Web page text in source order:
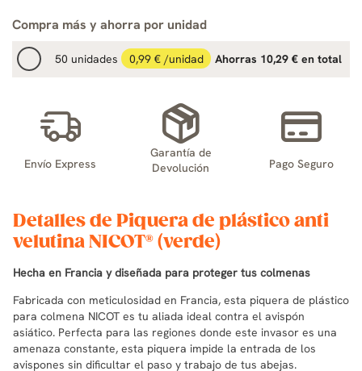
Compra más y ahorra por unidad
50 unidades 0,99 € /unidad Ahorras 10,29 € en total
Envío Express
Garantía de
Devolución
Pago Seguro
Detalles de Piquera de plástico anti
velutina NICOT® (verde)
Hecha en Francia y diseñada para proteger tus colmenas
Fabricada con meticulosidad en Francia, esta piquera de plástico
para colmena NICOT es tu aliada ideal contra el avispón
asiático. Perfecta para las regiones donde este invasor es una
amenaza constante, esta piquera impide la entrada de los
avispones sin dificultar el paso y trabajo de tus abejas.